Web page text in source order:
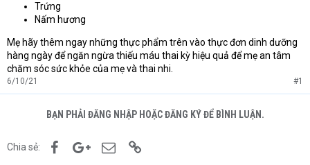
Trứng
Nấm hương
Mẹ hãy thêm ngay những thực phẩm trên vào thực đơn dinh dưỡng
hàng ngày để ngăn ngừa thiếu máu thai kỳ hiệu quả để mẹ an tâm
chăm sóc sức khỏe của mẹ và thai nhi.
6/10/21 #1
BẠN PHẢI ĐĂNG NHẬP HOẶC ĐĂNG KÝ ĐỂ BÌNH LUẬN.
Chia sẻ: FacebookGoogle+Email